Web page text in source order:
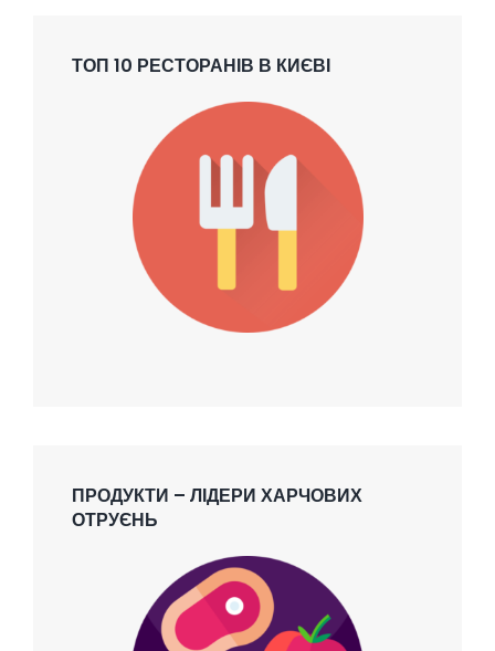
ТОП 10 РЕСТОРАНІВ В КИЄВІ
ПРОДУКТИ – ЛІДЕРИ ХАРЧОВИХ
ОТРУЄНЬ